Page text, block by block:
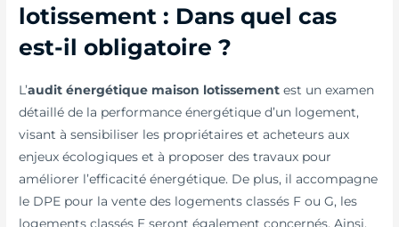
lotissement : Dans quel cas
est-il obligatoire ?
L’audit énergétique maison lotissement est un examen
détaillé de la performance énergétique d’un logement,
visant à sensibiliser les propriétaires et acheteurs aux
enjeux écologiques et à proposer des travaux pour
améliorer l’efficacité énergétique. De plus, il accompagne
le DPE pour la vente des logements classés F ou G, les
logements classés E seront également concernés. Ainsi,